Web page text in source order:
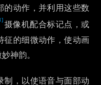
的动作，并利用这些数
摄像机配合标记点，或
征的细微动作，使动画
神韵。
制，以使语音与面部动
Русский
中文
日本語